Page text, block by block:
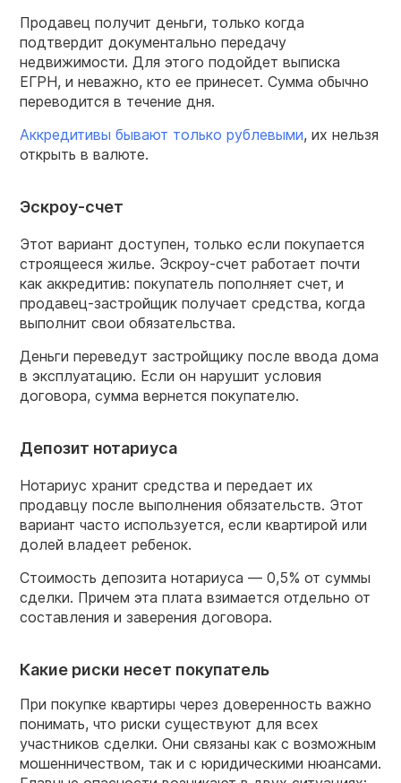
Продавец получит деньги, только когда
подтвердит документально передачу
недвижимости. Для этого подойдет выписка
ЕГРН, и неважно, кто ее принесет. Сумма обычно
переводится в течение дня.
Аккредитивы бывают только рублевыми, их нельзя
открыть в валюте.
Эскроу-счет
Этот вариант доступен, только если покупается
строящееся жилье. Эскроу-счет работает почти
как аккредитив: покупатель пополняет счет, и
продавец-застройщик получает средства, когда
выполнит свои обязательства.
Деньги переведут застройщику после ввода дома
в эксплуатацию. Если он нарушит условия
договора, сумма вернется покупателю.
Депозит нотариуса
Нотариус хранит средства и передает их
продавцу после выполнения обязательств. Этот
вариант часто используется, если квартирой или
долей владеет ребенок.
Стоимость депозита нотариуса — 0,5% от суммы
сделки. Причем эта плата взимается отдельно от
составления и заверения договора.
Какие риски несет покупатель
При покупке квартиры через доверенность важно
понимать, что риски существуют для всех
участников сделки. Они связаны как с возможным
мошенничеством, так и с юридическими нюансами.